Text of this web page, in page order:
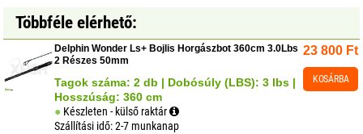
Többféle elérhető:
Delphin Wonder Ls+ Bojlis Horgászbot 360cm 3.0Lbs
2 Részes 50mm
Tagok száma: 2 db | Dobósúly (LBS): 3 lbs |
Hosszúság: 360 cm
Készleten - külső raktár
Szállítási idő: 2-7 munkanap
23 800 Ft
KOSÁRBA